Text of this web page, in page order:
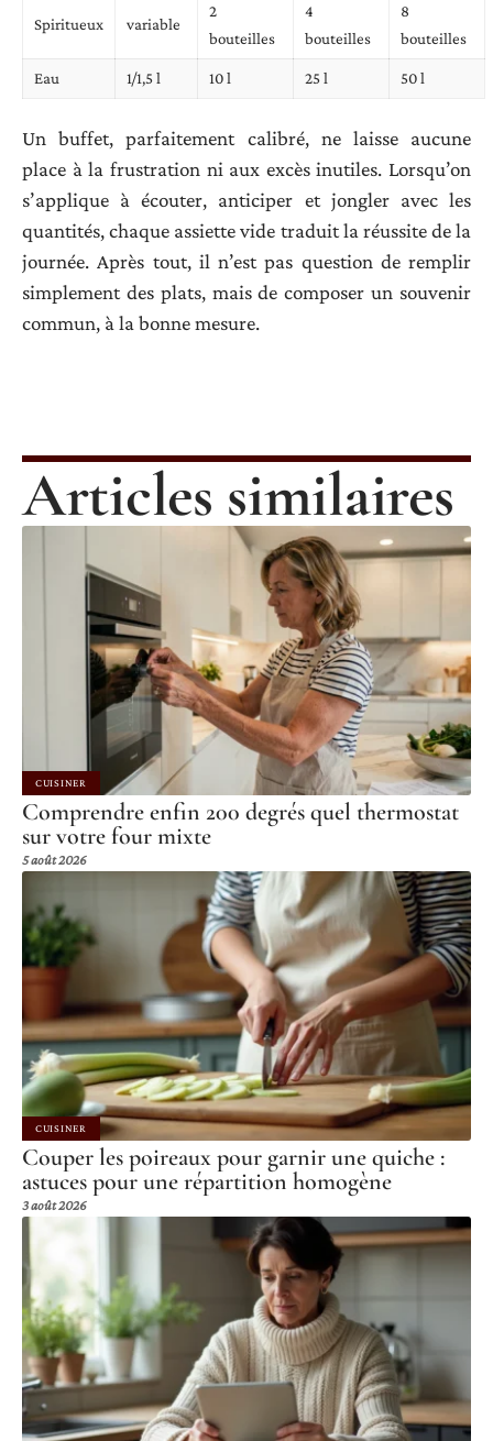
Spiritueux variable
2
bouteilles
4
bouteilles
8
bouteilles
Eau 1/1,5 l 10 l 25 l 50 l
Un buffet, parfaitement calibré, ne laisse aucune
place à la frustration ni aux excès inutiles. Lorsqu’on
s’applique à écouter, anticiper et jongler avec les
quantités, chaque assiette vide traduit la réussite de la
journée. Après tout, il n’est pas question de remplir
simplement des plats, mais de composer un souvenir
commun, à la bonne mesure.
Articles similaires
CUISINER
Comprendre enfin 200 degrés quel thermostat
sur votre four mixte
5 août 2026
CUISINER
Couper les poireaux pour garnir une quiche :
astuces pour une répartition homogène
3 août 2026